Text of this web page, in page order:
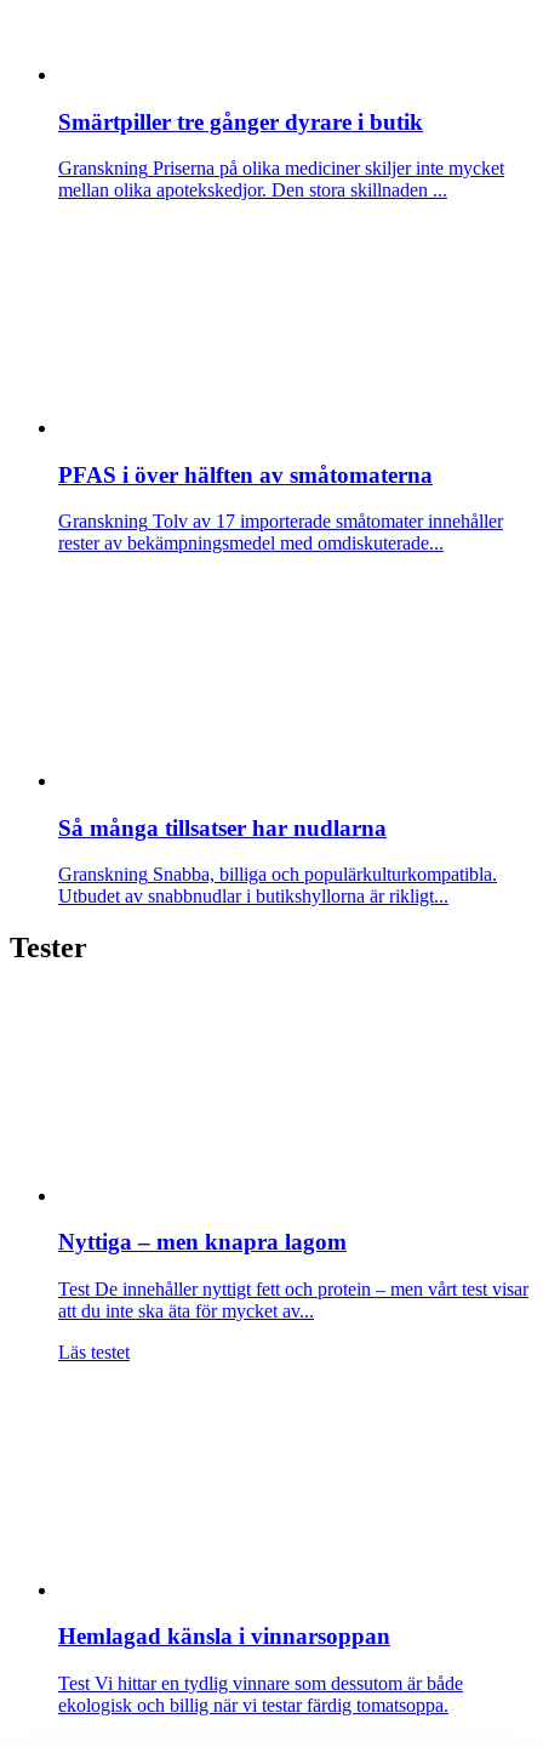
Smärtpiller tre gånger dyrare i butik
Granskning Priserna på olika mediciner skiljer inte mycket
mellan olika apotekskedjor. Den stora skillnaden ...
PFAS i över hälften av småtomaterna
Granskning Tolv av 17 importerade småtomater innehåller
rester av bekämpningsmedel med omdiskuterade...
Så många tillsatser har nudlarna
Granskning Snabba, billiga och populärkulturkompatibla.
Utbudet av snabbnudlar i butikshyllorna är rikligt...
Tester
Nyttiga – men knapra lagom
Test De innehåller nyttigt fett och protein – men vårt test visar
att du inte ska äta för mycket av...
Läs testet
Hemlagad känsla i vinnarsoppan
Test Vi hittar en tydlig vinnare som dessutom är både
ekologisk och billig när vi testar färdig tomatsoppa.